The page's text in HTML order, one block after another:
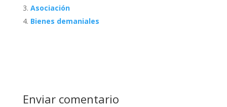
Asociación
Bienes demaniales
Enviar comentario